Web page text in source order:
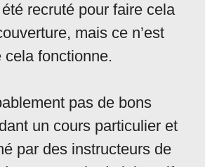
recruté pour faire cela
mais ce n’est
cela fonctionne.
pas de bons
un cours particulier et
par des instructeurs de